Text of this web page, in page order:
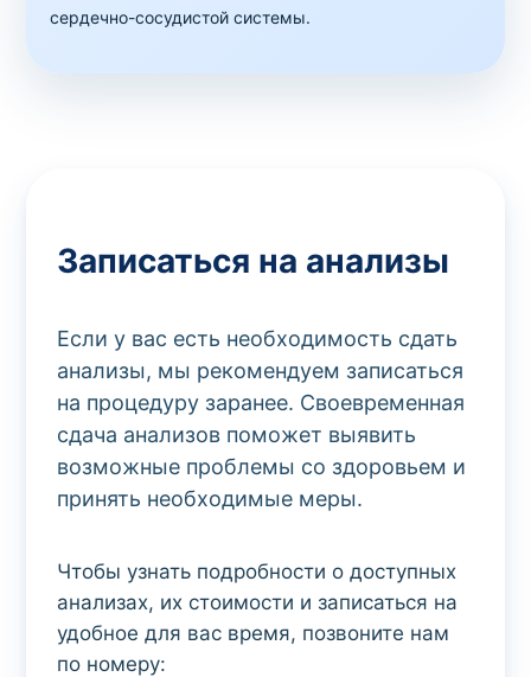
сердечно-сосудистой системы.
Записаться на анализы
Если у вас есть необходимость сдать
анализы, мы рекомендуем записаться
на процедуру заранее. Своевременная
сдача анализов поможет выявить
возможные проблемы со здоровьем и
принять необходимые меры.
Чтобы узнать подробности о доступных
анализах, их стоимости и записаться на
удобное для вас время, позвоните нам
по номеру: